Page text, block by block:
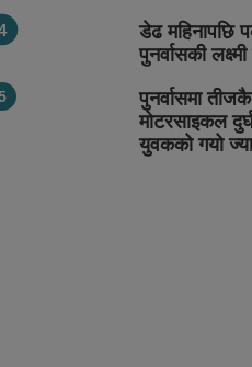
डेढ महिनापछि
पुनर्वासकी लक्ष्मी
पुनर्वासमा तीजकै
मोटरसाइकल
युवकको गयो